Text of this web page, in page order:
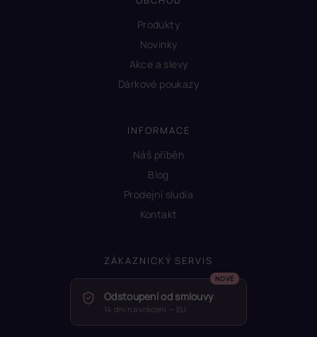
Produkty
Novinky
Akce a slevy
Dárkové poukazy
INFORMACE
Náš příběh
Blog
Prodejní sludia
Kontakt
ZÁKAZNICKÝ SERVIS
Odstoupení od smlouvy
14 dní na vrácení — EU